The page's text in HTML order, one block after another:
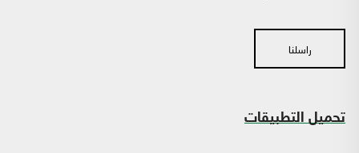
راسلنا
تحميل التطبيقات